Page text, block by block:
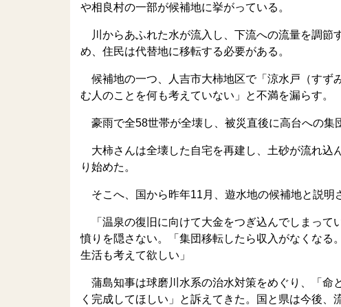
や相良村の一部が候補地に挙がっている。
川からあふれた水が流入し、下流への流量を調節
め、住民は代替地に移転する必要がある。
候補地の一つ、人吉市大柿地区で「涼水戸（すず
む人のことを何も考えていない」と不満を漏らす。
豪雨で全58世帯が全壊し、被災直後に高台への集
大柿さんは全壊した自宅を再建し、土砂が流れ込
り始めた。
そこへ、国から昨年11月、遊水地の候補地と説明
「温泉の復旧に向けて大金をつぎ込んでしまって
憤りを隠さない。「集団移転したら収入がなくな
生活も考えて欲しい」
蒲島知事は球磨川水系の治水対策をめぐり、「命
く完成してほしい」と訴えてきた。国と県は今後